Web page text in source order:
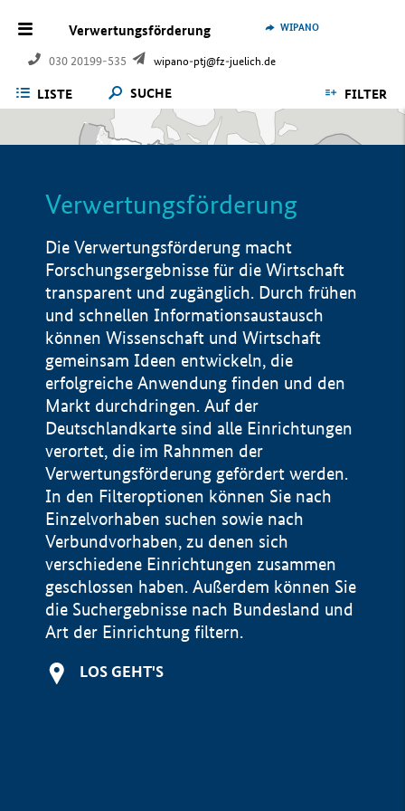
Verwertungsförderung
030 20199-535 wipano-ptj@fz-juelich.de
WIPANO
LISTE SUCHE FILTER
Verwertungsförderung
Die Verwertungsförderung macht
Forschungsergebnisse für die Wirtschaft
transparent und zugänglich. Durch frühen
und schnellen Informationsaustausch
können Wissenschaft und Wirtschaft
gemeinsam Ideen entwickeln, die
erfolgreiche Anwendung finden und den
Markt durchdringen. Auf der
Deutschlandkarte sind alle Einrichtungen
verortet, die im Rahnmen der
Verwertungsförderung gefördert werden.
In den Filteroptionen können Sie nach
Einzelvorhaben suchen sowie nach
Verbundvorhaben, zu denen sich
verschiedene Einrichtungen zusammen
geschlossen haben. Außerdem können Sie
die Suchergebnisse nach Bundesland und
Art der Einrichtung filtern.
LOS GEHT'S